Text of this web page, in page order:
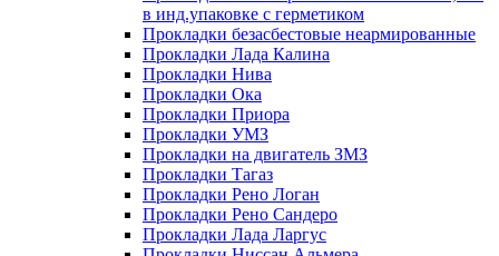
в инд.упаковке с герметиком
Прокладки безасбестовые неармированные
Прокладки Лада Калина
Прокладки Нива
Прокладки Ока
Прокладки Приора
Прокладки УМЗ
Прокладки на двигатель ЗМЗ
Прокладки Тагаз
Прокладки Рено Логан
Прокладки Рено Сандеро
Прокладки Лада Ларгус